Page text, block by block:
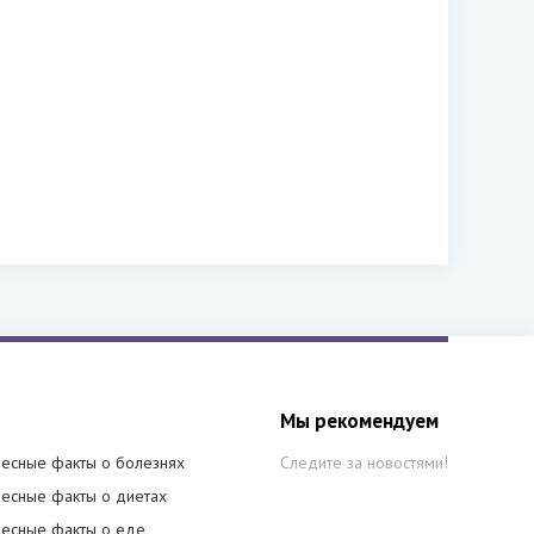
факты о болезнях
факты о диетах
факты о еде
Мы рекомендуем
Следите за новостями!